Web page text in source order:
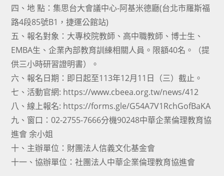
四、地 點：集思台大會議中心-阿基米德廳(台北市羅斯福
路4段85號B1，捷運公館站)
五、報名對象：大專校院教師、高中職教師、博士生、
EMBA生、企業內部教育訓練相關人員。限額40名。（提
供三小時研習證明書）。
六、報名日期：即日起至113年12月11日（三）截止。
七、活動官網: https://www.cbeea.org.tw/news/412
八、線上報名: https://forms.gle/G54A7V1RchGofBaKA
九、窗口：02-2755-7666分機90248中華企業倫理教育協
進會 余小姐
十、主辦單位：財團法人信義文化基金會
十一、協辦單位：社團法人中華企業倫理教育協進會